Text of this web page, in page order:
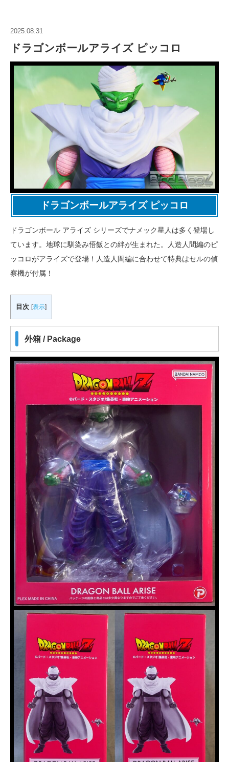
2025.08.31
ドラゴンボールアライズ ピッコロ
ドラゴンボールアライズ ピッコロ
ドラゴンボール アライズ シリーズでナメック星人は多く登場し
ています。地球に馴染み悟飯との絆が生まれた。人造人間編のピ
ッコロがアライズで登場！人造人間編に合わせて特典はセルの偵
察機が付属！
目次 [表示]
外箱 / Package